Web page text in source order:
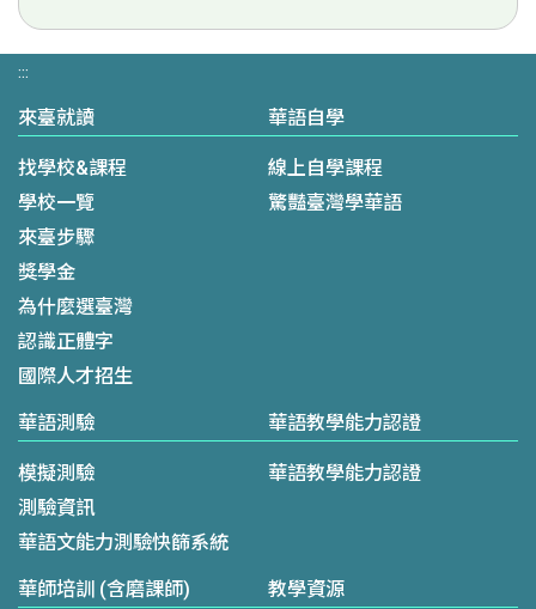
:::
來臺就讀
找學校&課程
學校一覽
來臺步驟
獎學金
為什麼選臺灣
認識正體字
國際人才招生
華語自學
線上自學課程
驚豔臺灣學華語
華語測驗
模擬測驗
測驗資訊
華語文能力測驗快篩系統
華語教學能力認證
華語教學能力認證
華師培訓 (含磨課師) 教學資源